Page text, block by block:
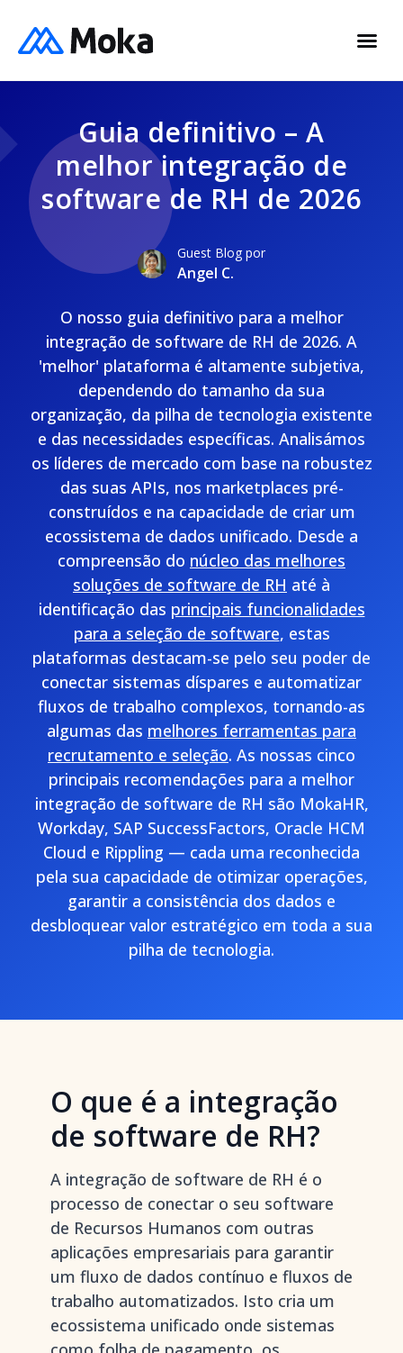
Guia definitivo – A
melhor integração de
software de RH de 2026
Guest Blog por
Angel C.
O nosso guia definitivo para a melhor
integração de software de RH de 2026. A
'melhor' plataforma é altamente subjetiva,
dependendo do tamanho da sua
organização, da pilha de tecnologia existente
e das necessidades específicas. Analisámos
os líderes de mercado com base na robustez
das suas APIs, nos marketplaces pré-
construídos e na capacidade de criar um
ecossistema de dados unificado. Desde a
compreensão do núcleo das melhores
soluções de software de RH até à
identificação das principais funcionalidades
para a seleção de software, estas
plataformas destacam-se pelo seu poder de
conectar sistemas díspares e automatizar
fluxos de trabalho complexos, tornando-as
algumas das melhores ferramentas para
recrutamento e seleção. As nossas cinco
principais recomendações para a melhor
integração de software de RH são MokaHR,
Workday, SAP SuccessFactors, Oracle HCM
Cloud e Rippling — cada uma reconhecida
pela sua capacidade de otimizar operações,
garantir a consistência dos dados e
desbloquear valor estratégico em toda a sua
pilha de tecnologia.
O que é a integração
de software de RH?
A integração de software de RH é o
processo de conectar o seu software
de Recursos Humanos com outras
aplicações empresariais para garantir
um fluxo de dados contínuo e fluxos de
trabalho automatizados. Isto cria um
ecossistema unificado onde sistemas